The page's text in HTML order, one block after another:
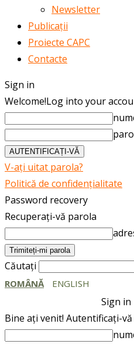
Newsletter
Publicații
Proiecte CAPC
Contacte
Sign in
Welcome!Log into your
V-ați uitat parola?
Politică de confidențialitate
Password recovery
Recuperați-vă parola
Căutați
ROMÂNĂ ENGLISH
Sign in
Bine ați venit! Autentificați-